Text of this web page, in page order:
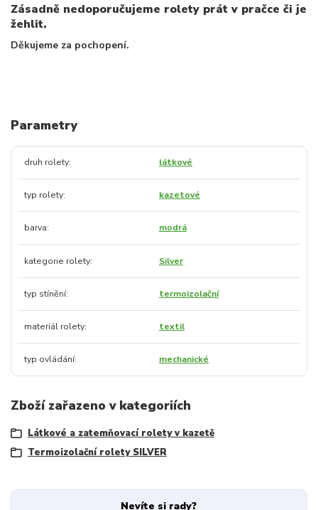
Zásadně nedoporučujeme rolety prát v pračce či je
žehlit.
Děkujeme za pochopení.
Parametry
druh rolety látkové
typ rolety kazetové
barva modrá
kategorie rolety Silver
typ stínění termoizolační
materiál rolety textil
typ ovládání mechanické
Zboží zařazeno v kategoriích
Látkové a zatemňovací rolety v kazetě
Termoizolační rolety SILVER
Nevíte si rady?